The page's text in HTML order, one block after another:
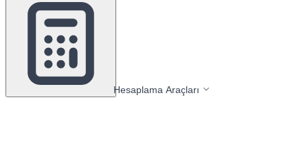
Hesaplama Araçları